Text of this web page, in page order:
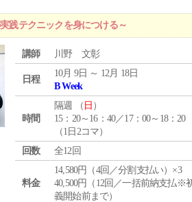
践テクニックを身につける～
講師 川野 文彰
日程
10月 9日 ～ 12月 18日
B Week
時間
隔週 （ 日 ）
15：20～16：40／17：00～18：20
（1日2コマ）
回数
全12回
料金
14,580円（4回／分割支払い）×3
40,500円（12回／一括前納支払※
義開始前まで）